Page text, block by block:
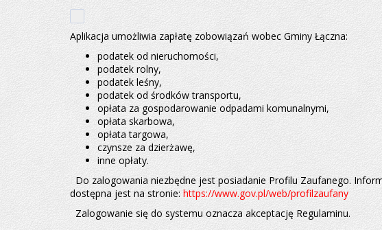
Aplikacja umożliwia zapłatę zobowiązań wobec Gminy Łączna:
podatek od nieruchomości,
podatek rolny,
podatek leśny,
podatek od środków transportu,
opłata za gospodarowanie odpadami komunalnymi,
opłata skarbowa,
opłata targowa,
czynsze za dzierżawę,
inne opłaty.
Do zalogowania niezbędne jest posiadanie Profilu Zaufanego.
dostępna jest na stronie: https://www.gov.pl/web/profilzaufany
Zalogowanie się do systemu oznacza akceptację Regulaminu.